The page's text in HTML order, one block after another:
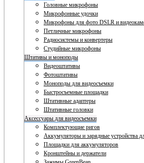
Головные микрофоны
Микрофонные удочки
Микрофоны для фото DSLR и
Петличные микрофоны
Радиосистемы и конвертеры
Студийные микрофоны
Штативы и моноподы
Видеоштативы
Фотоштативы
Моноподы для видеосъемки
Быстросъемные площадки
Штативные адаптеры
Штативные головки
Аксессуары для видеосъемки
Комплектующие ригов
Аккумуляторы и зарядные устройства
Площадки для аккумуляторов
Кронштейны и держатели